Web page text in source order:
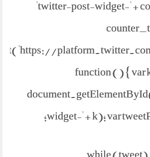
'twitter-post-widget-' +
function () { var k
widget-' + k); var
while (tweet)